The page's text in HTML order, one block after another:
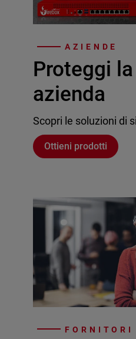
AZIENDE
Proteggi
azienda
Scopri le soluzioni di
Ottieni prodotti